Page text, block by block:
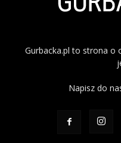
Gurbacka.pl to strona o
Napisz do